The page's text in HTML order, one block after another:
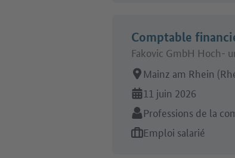
Comptable
Fakovic GmbH Hoch-
Lieu de travail:
Mainz am Rhein
En ligne depuis:
11 juin 2026
Secteur:
Professions de la
Type d'offre d'emploi:
Emploi salarié